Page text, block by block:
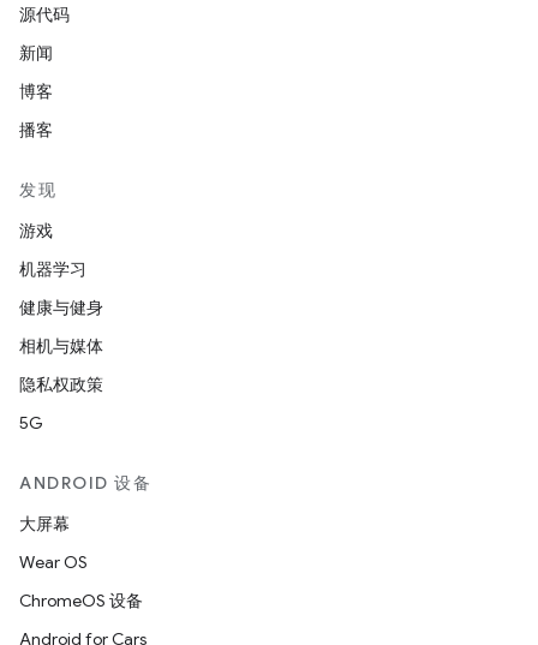
源代码
新闻
博客
播客
发现
游戏
机器学习
健康与健身
相机与媒体
隐私权政策
5G
ANDROID 设备
大屏幕
Wear OS
ChromeOS 设备
Android for Cars